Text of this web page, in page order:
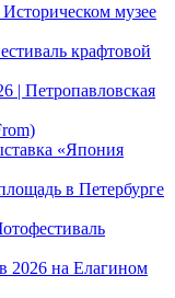
музее
крафтовой
| Петропавловская
«Япония
в Петербурге
2026 на Елагином